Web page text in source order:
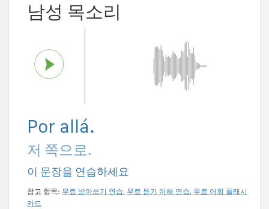
남성 목소리
Por allá.
저 쪽으로.
이 문장을 연습하세요
참고 항목: 무료 받아쓰기 연습, 무료 듣기 이해 연습, 무료 어휘 플래시
카드